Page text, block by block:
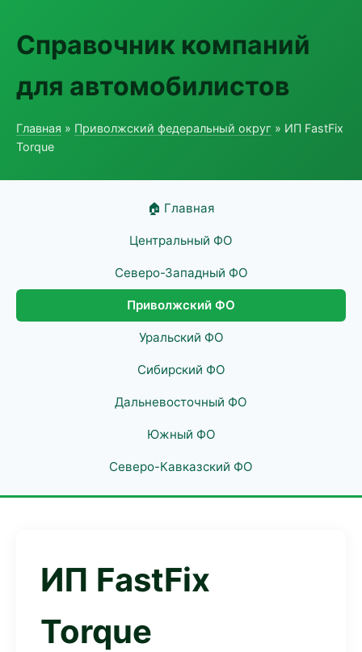
Справочник компаний
для автомобилистов
Главная » Приволжский федеральный округ » ИП FastFix
Torque
🏠 Главная
Центральный ФО
Северо-Западный ФО
Приволжский ФО
Уральский ФО
Сибирский ФО
Дальневосточный ФО
Южный ФО
Северо-Кавказский ФО
ИП FastFix
Torque